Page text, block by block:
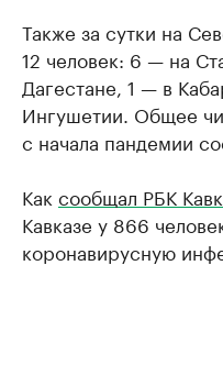
Также за сутки на
12 человек: 6 — на
Дагестане, 1 — в
Ингушетии. Общее
с начала пандемии
Как сообщал РБК
Кавказе у 866
коронавирусную